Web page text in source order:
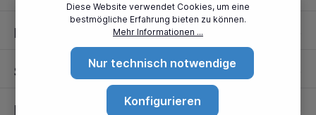
Partner
Standorte
Informationen
Diese Website verwendet Cookies, um eine
bestmögliche Erfahrung bieten zu können.
Mehr Informationen ...
Nur technisch notwendige
Konfigurieren